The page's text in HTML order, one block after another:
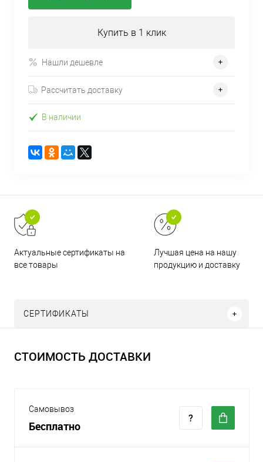
Купить в 1 клик
Нашли дешевле
Рассчитать доставку
В наличии
Актуальные сертификаты на
все товары
Лучшая цена на нашу
продукцию и доставку
СЕРТИФИКАТЫ
СТОИМОСТЬ ДОСТАВКИ
Самовывоз
Бесплатно